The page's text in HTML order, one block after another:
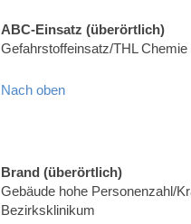
ABC-Einsatz (überörtlich)
Gefahrstoffeinsatz/THL
Nach oben
Brand (überörtlich)
Gebäude hohe Personenzahl/
Bezirksklinikum